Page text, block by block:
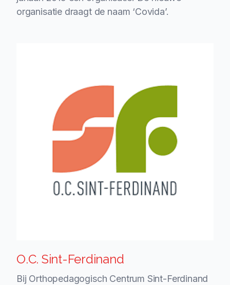
organisatie draagt de naam ‘Covida’.
O.C. Sint-Ferdinand
Bij Orthopedagogisch Centrum Sint-Ferdinand